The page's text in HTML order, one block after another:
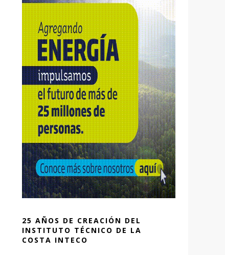
25 AÑOS DE CREACIÓN DEL
INSTITUTO TÉCNICO DE LA
COSTA INTECO